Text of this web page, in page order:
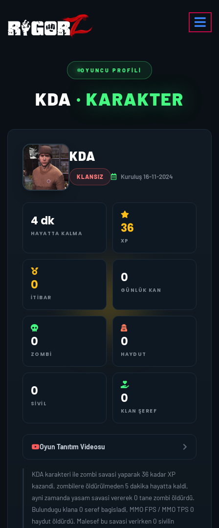
OYUNCU PROFILI
KDA · KARAKTER
KDA
KLANSIZ Kuruluş 16-11-2024
4 dk
HAYATTA KALMA 36
XP
0
İTIBAR
0
GÜNLÜK KAN
0
ZOMBI
0
HAYDUT
0
SIVIL 0
KLAN ŞEREF
Oyun Tanıtım Videosu
KDA karakteri ile zombi savasi yaparak 36 kadar XP
kazandi, zombilere öldürülmeden 5 dakika hayatta kaldi,
ayni zamanda yasam savasi vererek 0 tane zombi öldürdü.
Bulundugu klana 0 seref bagisladi, MMO FPS / MMO TPS 0
haydut öldürdü. Malesef bu savasi verirken 0 sivilin